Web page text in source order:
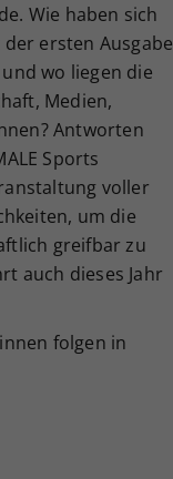
Wie haben sich
ersten Ausgabe
wo liegen die
Medien,
Antworten
Sports
voller
um die
greifbar zu
auch dieses Jahr
folgen in